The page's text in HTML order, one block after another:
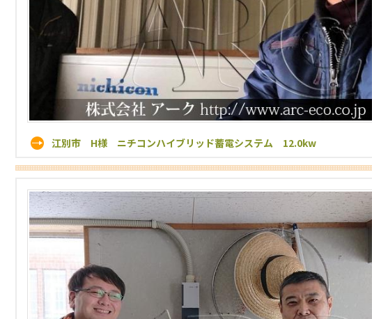
江別市 H様 ニチコンハイブリッド蓄電システム 12.0kw